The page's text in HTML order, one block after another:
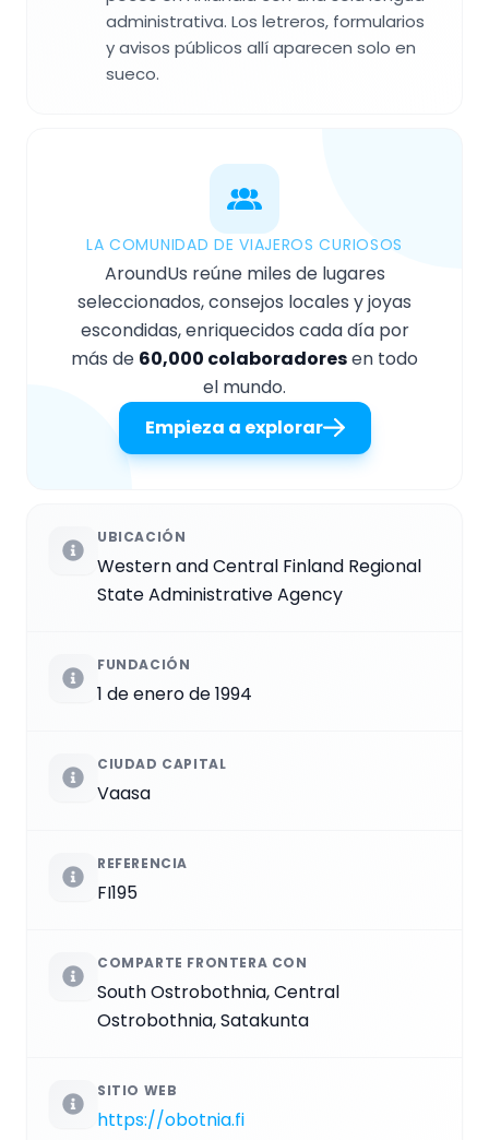
administrativa. Los letreros, formularios
y avisos públicos allí aparecen solo en
sueco.
LA COMUNIDAD DE VIAJEROS CURIOSOS
AroundUs reúne miles de lugares
seleccionados, consejos locales y joyas
escondidas, enriquecidos cada día por
más de 60,000 colaboradoresen todo
el mundo.
Empieza a explorar
UBICACIÓN
Western and Central Finland Regional
State Administrative Agency
FUNDACIÓN
1 de enero de 1994
CIUDAD CAPITAL
Vaasa
REFERENCIA
FI195
COMPARTE FRONTERA CON
South Ostrobothnia, Central
Ostrobothnia, Satakunta
SITIO WEB
https://obotnia.fi